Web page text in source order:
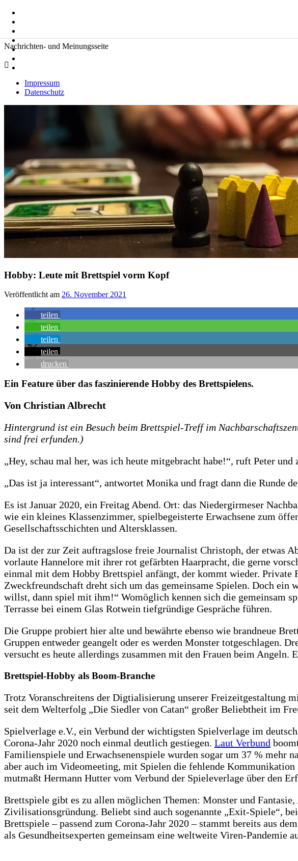
Inhalt
springen
nach:
Zeitkommentare
Nachrichten- und Meinungsseite
Impressum
Datenschutz
Hobby: Leute mit Brettspiel vorm Kopf
Veröffentlicht am 26. November 2021
teilen
teilen
teilen
teilen
drucken
Ein Feature über das faszinierende Hobby des Brettspielens.
Von Christian Albrecht
Hintergrund ist ein Besuch beim Brettspiel-Treff im
sind frei erfunden.)
„Hey, schau mal her, was ich heute mitgebracht habe!“, ruft Peter und
„Das ist ja interessant“, antwortet Monika und fragt dann die Runde
Es ist Januar 2020, ein Freitag Abend. Ort: das Niedergirmeser
wie ein kleines Klassenzimmer, spielbegeisterte Erwachsene zum
Gesellschaftsschichten und Altersklassen.
Da ist der zur Zeit auftragslose freie Journalist Christoph, der etwas
vorlaute Hannelore mit ihrer rot gefärbten Haarpracht, die gerne
einmal mit dem Hobby Brettspiel anfängt, der kommt wieder.
Zweckfreundschaft dreht sich um das gemeinsame Spielen. Doch
willst, dann spiel mit ihm!“ Womöglich kennen sich die gemeinsam
Terrasse bei einem Glas Rotwein tiefgründige Gespräche führen.
Die Gruppe probiert hier alte und bewährte ebenso wie brandneue
Gruppen entweder geangelt oder es werden Monster totgeschlagen.
versucht es heute allerdings zusammen mit den Frauen beim
Brettspiel-Hobby als Boom-Branche
Trotz Voranschreitens der Digtialisierung unserer Freizeitgestaltung
seit dem Welterfolg „Die Siedler von Catan“ großer Beliebtheit im
Spielverlage e.V., ein Verbund der wichtigsten Spielverlage im
Corona-Jahr 2020 noch einmal deutlich gestiegen. Laut Verbund
Familienspiele und Erwachsenenspiele wurden sogar um 37 % mehr
aber auch im Videomeeting, mit Spielen die fehlende
mutmaßt Hermann Hutter vom Verbund der Spieleverlage über den
Brettspiele gibt es zu allen möglichen Themen: Monster und
Zivilisationsgründung. Beliebt sind auch sogenannte „Exit-Spiele“,
Brettspiele – passend zum Corona-Jahr 2020 – stammt bereits aus
als Gesundheitsexperten gemeinsam eine weltweite Viren-Pandemie